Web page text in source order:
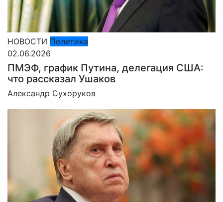
НОВОСТИ Политика
02.06.2026
ПМЭФ, график Путина, делегация США:
что рассказал Ушаков
Александр Сухоруков